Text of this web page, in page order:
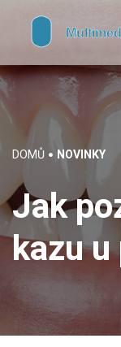
DOMŮ NOVINKY
Jak
kazu